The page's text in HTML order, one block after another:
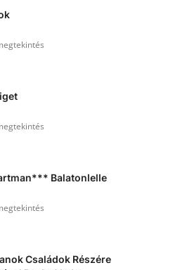
Balatonlelle
Családok Részére